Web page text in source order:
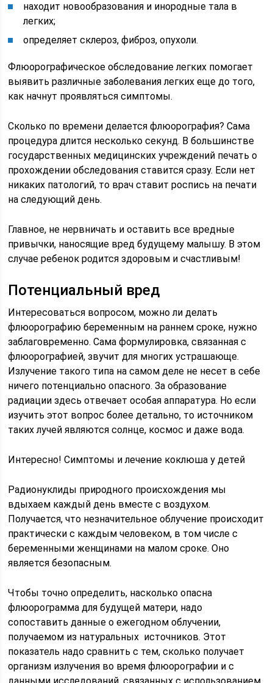
находит новообразования и инородные тала в
легких;
определяет склероз, фиброз, опухоли.
Флюорографическое обследование легких помогает
выявить различные заболевания легких еще до того,
как начнут проявляться симптомы.
Сколько по времени делается флюорография? Сама
процедура длится несколько секунд. В большинстве
государственных медицинских учреждений печать о
прохождении обследования ставится сразу. Если нет
никаких патологий, то врач ставит роспись на печати
на следующий день.
Главное, не нервничать и оставить все вредные
привычки, наносящие вред будущему малышу. В этом
случае ребенок родится здоровым и счастливым!
Потенциальный вред
Интересоваться вопросом, можно ли делать
флюорографию беременным на раннем сроке, нужно
заблаговременно. Сама формулировка, связанная с
флюорографией, звучит для многих устрашающе.
Излучение такого типа на самом деле не несет в себе
ничего потенциально опасного. За образование
радиации здесь отвечает особая аппаратура. Но если
изучить этот вопрос более детально, то источником
таких лучей являются солнце, космос и даже вода.
Интересно! Симптомы и лечение коклюша у детей
Радионуклиды природного происхождения мы
вдыхаем каждый день вместе с воздухом.
Получается, что незначительное облучение происходит
практически с каждым человеком, в том числе с
беременными женщинами на малом сроке. Оно
является безопасным.
Чтобы точно определить, насколько опасна
флюорограмма для будущей матери, надо
сопоставить данные о ежегодном облучении,
получаемом из натуральных источников. Этот
показатель надо сравнить с тем, сколько получает
организм излучения во время флюорографии и с